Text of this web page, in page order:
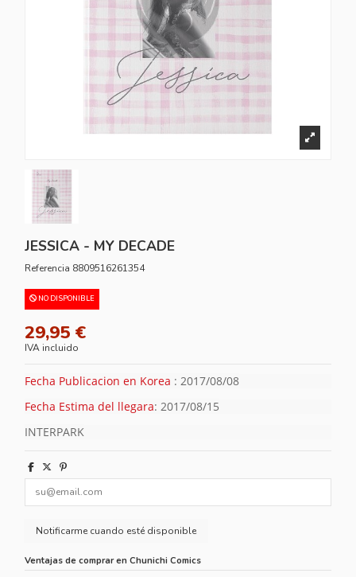
JESSICA - MY DECADE
Referencia 8809516261354
NO DISPONIBLE
29,95 €
IVA incluido
Fecha Publicacion en Korea : 2017/08/08
Fecha Estima del llegara: 2017/08/15
INTERPARK
Ventajas de comprar en Chunichi Comics